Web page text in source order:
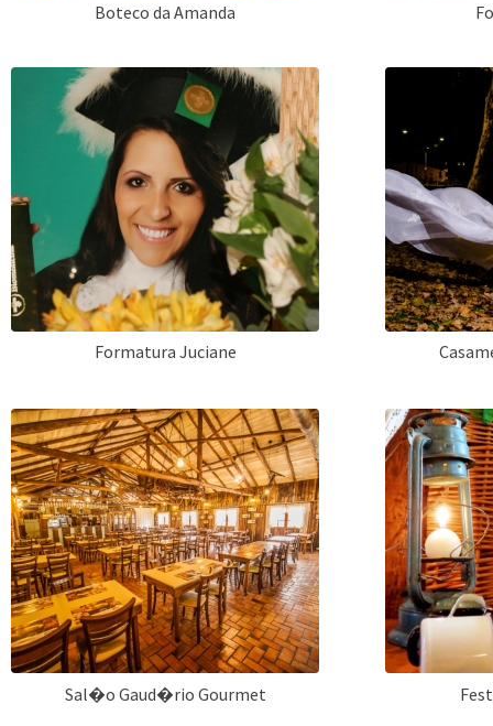
Boteco da Amanda
Formatura Juciane
Sal�o Gaud�rio Gourmet